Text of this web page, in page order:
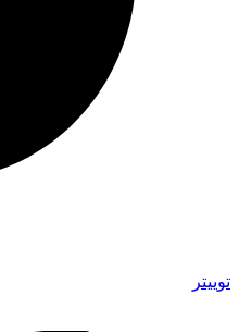
توییتر